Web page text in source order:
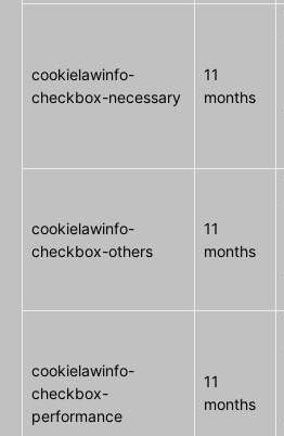
cookielawinfo-
checkbox-necessary
11
months
cookielawinfo-
checkbox-others
11
months
cookielawinfo-
checkbox-
performance
11
months